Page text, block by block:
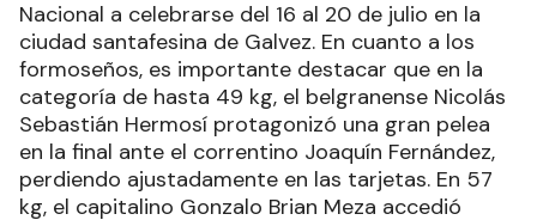
Nacional a celebrarse del 16 al 20 de julio en la
ciudad santafesina de Galvez. En cuanto a los
formoseños, es importante destacar que en la
categoría de hasta 49 kg, el belgranense Nicolás
Sebastián Hermosí protagonizó una gran pelea
en la final ante el correntino Joaquín Fernández,
perdiendo ajustadamente en las tarjetas. En 57
kg, el capitalino Gonzalo Brian Meza accedió